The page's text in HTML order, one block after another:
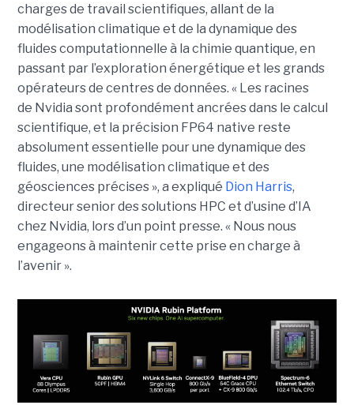
charges de travail scientifiques, allant de la
modélisation climatique et de la dynamique des
fluides computationnelle à la chimie quantique, en
passant par l’exploration énergétique et les grands
opérateurs de centres de données. « Les racines
de Nvidia sont profondément ancrées dans le calcul
scientifique, et la précision FP64 native reste
absolument essentielle pour une dynamique des
fluides, une modélisation climatique et des
géosciences précises », a expliqué Dion Harris,
directeur senior des solutions HPC et d’usine d’IA
chez Nvidia, lors d’un point presse. « Nous nous
engageons à maintenir cette prise en charge à
l’avenir ».